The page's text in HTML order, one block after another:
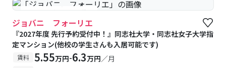
#予約受付中 #空室待ち
ジョバニ フォーリエ
『2027年度 先行予約受付中！』同志社大学・同志社女子大学指
定マンション(他校の学生さんも入居可能です)
賃料 5.55万円-6.3万円／月